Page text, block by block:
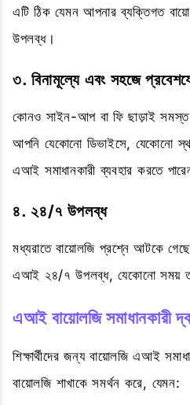
এটি ঠিক যেমন আপনার ব্যক্তিগত
উপলব্ধ।
৩. বিনামূল্যে এবং সহজে
কোনও সাইন-আপ বা ফি ছাড়াই সমস্ত
আপনি যেকোনো ডিভাইসে, যেকোনো
এআই সমাধানকারী ব্যবহার করতে
৪. ২৪/৭ উপলব্ধ
মধ্যরাতে বায়োলজি প্রশ্নে আটকে
এআই ২৪/৭ উপলব্ধ, যেকোনো সময়
এআই বায়োলজি সমাধানকারী
শিক্ষার্থীদের জন্য বায়োলজি এআই
বায়োলজি শাখাকে সমর্থন করে, যেমন: